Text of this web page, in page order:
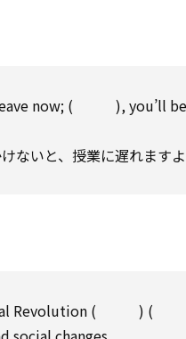
now; ( ), you’ll
けないと、授業に遅れますよ
Revolution ( ) (